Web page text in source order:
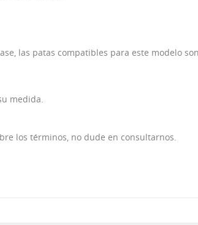
las patas compatibles para este modelo
medida.
los términos, no dude en consultarnos.